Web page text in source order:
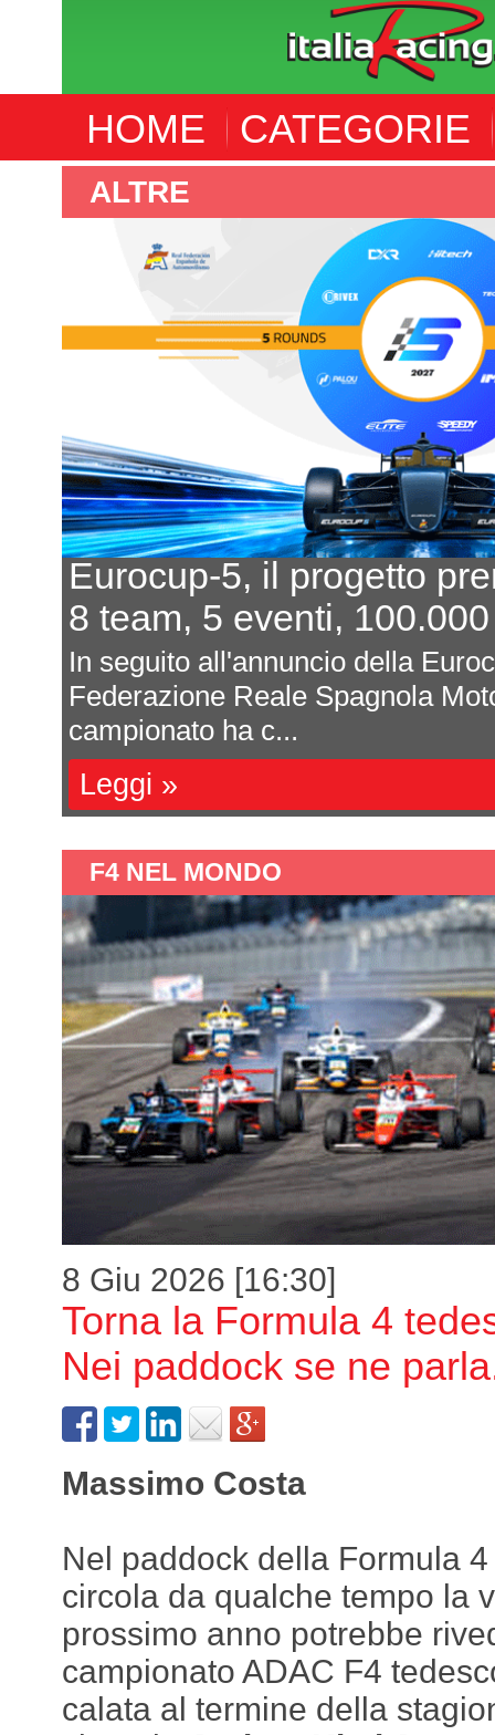
HOME CATEGORIE
ALTRE
Eurocup-5, il progetto
8 team, 5 eventi,
In seguito all'annuncio della
Federazione Reale Spagnola
campionato ha c...
Leggi »
F4 NEL MONDO
8 Giu 2026 [16:30]
Torna la Formula 4
Nei paddock se ne
Massimo Costa
Nel paddock della Formula
circola da qualche tempo la
prossimo anno potrebbe
campionato ADAC F4
calata al termine della